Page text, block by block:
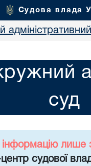
Судова влада
суд
лише
судової